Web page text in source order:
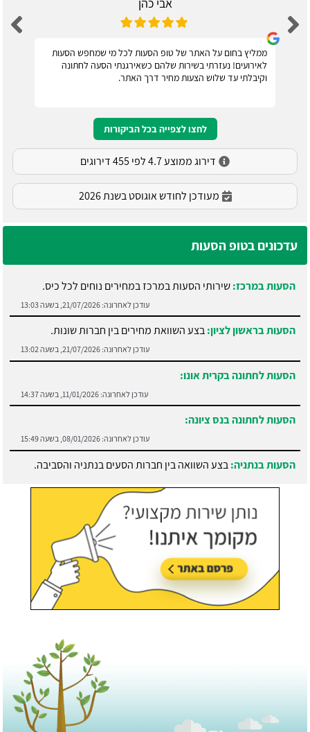
ממליץ בחום על האתר של טופ הסעות לכל מי שמחפש הסעות
לאירועים! נעזרתי בשירות שלהם כשאירגנתי הסעה לחתונה
וקיבלתי עד שלוש הצעות מחיר דרך האתר.
לחצו לצפייה בכל הביקורות
דירוג ממוצע 4.7 לפי 455 דירוגים
מעודכן לחודש אוגוסט בשנת 2026
עדכונים בטופ הסעות
הסעות במרכז:שירותי הסעות במרכז במחירים נוחים לכל כיס.
עודכן לאחרונה: 21/07/2026, בשעה 13:03
הסעות בראשון לציון:בצע השוואת מחירים בין חברות שונות.
עודכן לאחרונה: 21/07/2026, בשעה 13:02
הסעות לחתונה בקרית אונו:
עודכן לאחרונה: 11/01/2026, בשעה 14:37
הסעות לחתונה בנס ציונה:
עודכן לאחרונה: 08/01/2026, בשעה 15:49
הסעות בנתניה:בצע השוואה בין חברות הסעים בנתניה והסביבה.